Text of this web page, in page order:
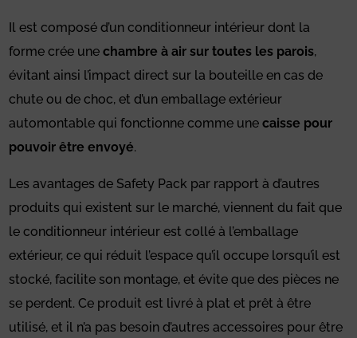
Il est composé d’un conditionneur intérieur dont la
forme crée unechambre à air sur toutes les parois,
évitant ainsi l’impact direct sur la bouteille en cas de
chute ou de choc, et d’un emballage extérieur
automontable qui fonctionne comme unecaisse pour
pouvoir être envoyé.
Les avantages de Safety Pack par rapport à d’autres
produits qui existent sur le marché, viennent du fait que
le conditionneur intérieur est collé à l’emballage
extérieur, ce qui réduit l’espace qu’il occupe lorsqu’il est
stocké, facilite son montage, et évite que des pièces ne
se perdent. Ce produit est livré à plat et prêt à être
utilisé, et il n’a pas besoin d’autres accessoires pour être